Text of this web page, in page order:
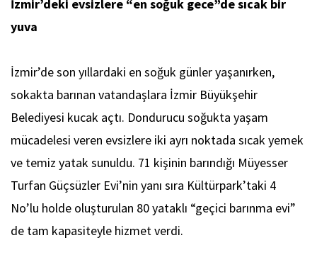
İzmir’deki evsizlere “en soğuk gece”de sıcak bir
yuva
İzmir’de son yıllardaki en soğuk günler yaşanırken,
sokakta barınan vatandaşlara İzmir Büyükşehir
Belediyesi kucak açtı. Dondurucu soğukta yaşam
mücadelesi veren evsizlere iki ayrı noktada sıcak yemek
ve temiz yatak sunuldu. 71 kişinin barındığı Müyesser
Turfan Güçsüzler Evi’nin yanı sıra Kültürpark’taki 4
No’lu holde oluşturulan 80 yataklı “geçici barınma evi”
de tam kapasiteyle hizmet verdi.